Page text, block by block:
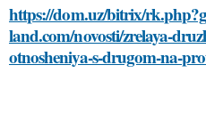
https://dom.uz/bitrix/
land.com/novosti/zrelaya-
otnosheniya-s-drugom-na-